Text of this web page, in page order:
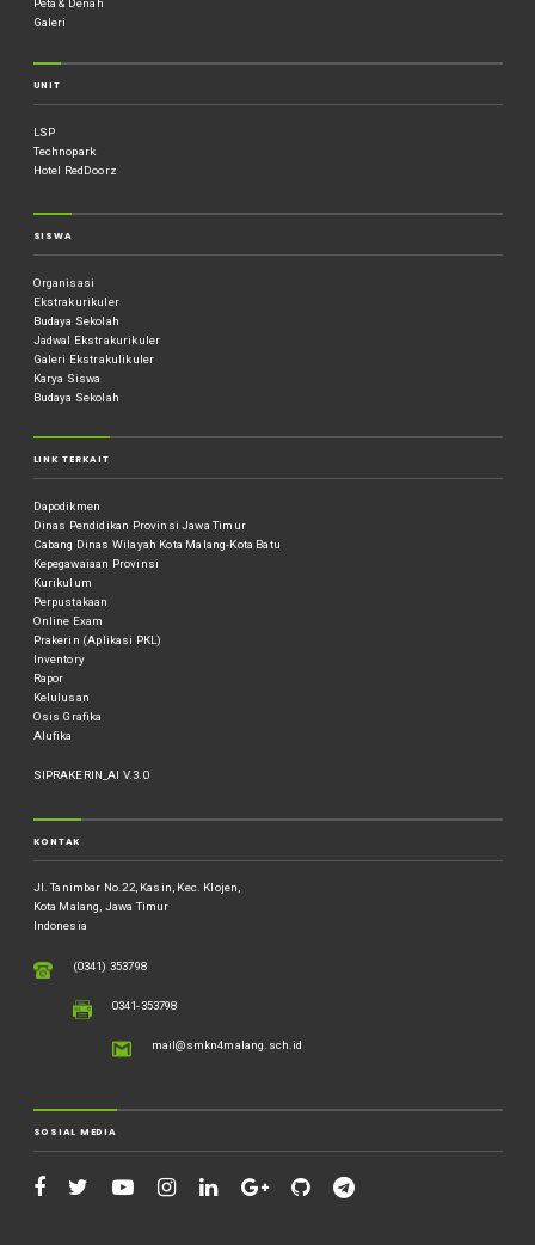
Peta & Denah
Galeri
UNIT
LSP
Technopark
Hotel RedDoorz
SISWA
Organisasi
Ekstrakurikuler
Budaya Sekolah
Jadwal Ekstrakurikuler
Galeri Ekstrakulikuler
Karya Siswa
Budaya Sekolah
LINK TERKAIT
Dapodikmen
Dinas Pendidikan Provinsi Jawa Timur
Cabang Dinas Wilayah Kota Malang-Kota Batu
Kepegawaiaan Provinsi
Kurikulum
Perpustakaan
Online Exam
Prakerin (Aplikasi PKL)
Inventory
Rapor
Kelulusan
Osis Grafika
Alufika
SIPRAKERIN_AI V.3.0
KONTAK
Jl. Tanimbar No.22, Kasin, Kec. Klojen,
Kota Malang, Jawa Timur
Indonesia
(0341) 353798
0341-353798
mail@smkn4malang.sch.id
SOSIAL MEDIA